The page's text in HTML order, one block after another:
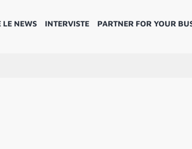
LE NEWS INTERVISTE PARTNER FOR YOUR